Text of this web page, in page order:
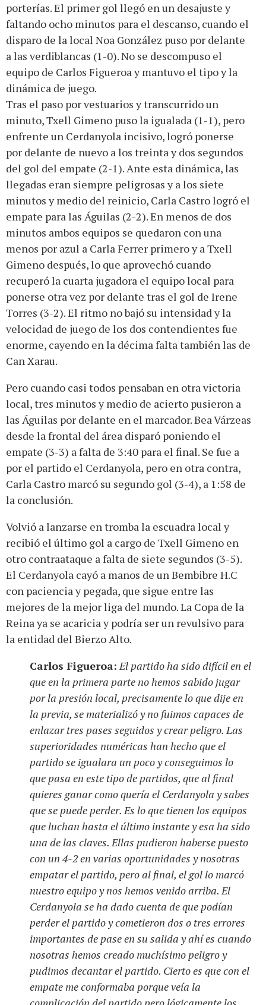
porterías. El primer gol llegó en un desajuste y
faltando ocho minutos para el descanso, cuando el
disparo de la local Noa González puso por delante
a las verdiblancas (1-0). No se descompuso el
equipo de Carlos Figueroa y mantuvo el tipo y la
dinámica de juego.
Tras el paso por vestuarios y transcurrido un
minuto, Txell Gimeno puso la igualada (1-1), pero
enfrente un Cerdanyola incisivo, logró ponerse
por delante de nuevo a los treinta y dos segundos
del gol del empate (2-1). Ante esta dinámica, las
llegadas eran siempre peligrosas y a los siete
minutos y medio del reinicio, Carla Castro logró el
empate para las Águilas (2-2). En menos de dos
minutos ambos equipos se quedaron con una
menos por azul a Carla Ferrer primero y a Txell
Gimeno después, lo que aprovechó cuando
recuperó la cuarta jugadora el equipo local para
ponerse otra vez por delante tras el gol de Irene
Torres (3-2). El ritmo no bajó su intensidad y la
velocidad de juego de los dos contendientes fue
enorme, cayendo en la décima falta también las de
Can Xarau.
Pero cuando casi todos pensaban en otra victoria
local, tres minutos y medio de acierto pusieron a
las Águilas por delante en el marcador. Bea Várzeas
desde la frontal del área disparó poniendo el
empate (3-3) a falta de 3:40 para el final. Se fue a
por el partido el Cerdanyola, pero en otra contra,
Carla Castro marcó su segundo gol (3-4), a 1:58 de
la conclusión.
Volvió a lanzarse en tromba la escuadra local y
recibió el último gol a cargo de Txell Gimeno en
otro contraataque a falta de siete segundos (3-5).
El Cerdanyola cayó a manos de un Bembibre H.C
con paciencia y pegada, que sigue entre las
mejores de la mejor liga del mundo. La Copa de la
Reina ya se acaricia y podría ser un revulsivo para
la entidad del Bierzo Alto.
Carlos Figueroa: El partido ha sido difícil en el
que en la primera parte no hemos sabido jugar
por la presión local, precisamente lo que dije en
la previa, se materializó y no fuimos capaces de
enlazar tres pases seguidos y crear peligro. Las
superioridades numéricas han hecho que el
partido se igualara un poco y conseguimos lo
que pasa en este tipo de partidos, que al final
quieres ganar como quería el Cerdanyola y sabes
que se puede perder. Es lo que tienen los equipos
que luchan hasta el último instante y esa ha sido
una de las claves. Ellas pudieron haberse puesto
con un 4-2 en varias oportunidades y nosotras
empatar el partido, pero al final, el gol lo marcó
nuestro equipo y nos hemos venido arriba. El
Cerdanyola se ha dado cuenta de que podían
perder el partido y cometieron dos o tres errores
importantes de pase en su salida y ahí es cuando
nosotras hemos creado muchísimo peligro y
pudimos decantar el partido. Cierto es que con el
empate me conformaba porque veía la